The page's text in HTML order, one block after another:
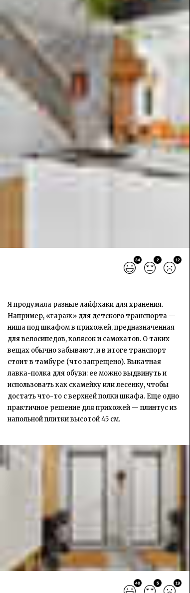
34 2 12
Я продумала разные лайфхаки для хранения.
Например, «гараж» для детского транспорта —
ниша под шкафом в прихожей, предназначенная
для велосипедов, колясок и самокатов. О таких
вещах обычно забывают, и в итоге транспорт
стоит в тамбуре (что запрещено). Выкатная
лавка-полка для обуви: ее можно выдвинуть и
использовать как скамейку или лесенку, чтобы
достать что-то с верхней полки шкафа. Еще одно
практичное решение для прихожей — плинтус из
напольной плитки высотой 45 см.
40 5 19